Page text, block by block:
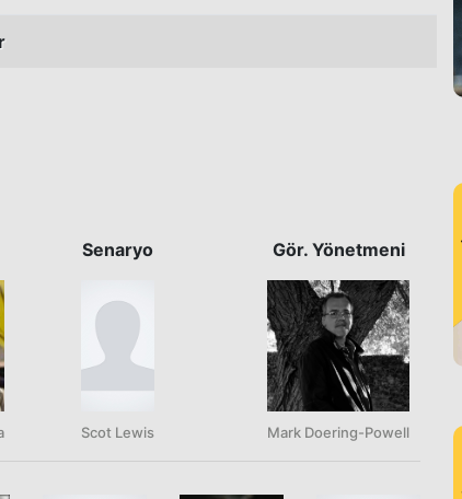
Senaryo
Scot Lewis
Gör. Yönetmeni
Mark Doering-Powell